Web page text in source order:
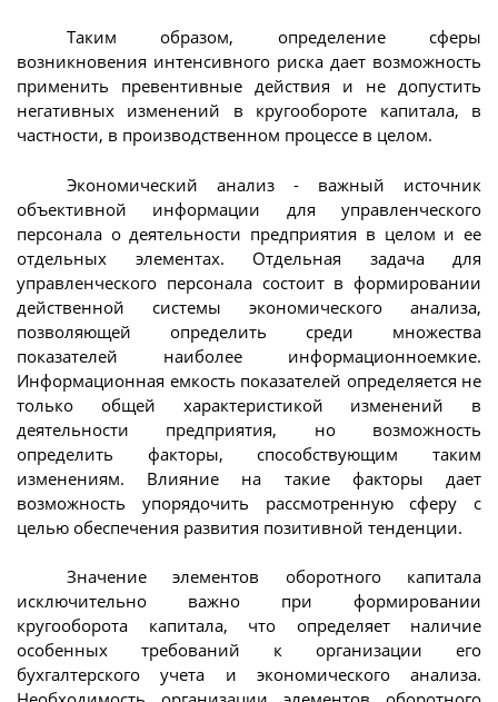
Таким образом, определение сферы
возникновения интенсивного риска дает возможность
применить превентивные действия и не допустить
негативных изменений в кругообороте капитала, в
частности, в производственном процессе в целом.
Экономический анализ - важный источник
объективной информации для управленческого
персонала о деятельности предприятия в целом и ее
отдельных элементах. Отдельная задача для
управленческого персонала состоит в формировании
действенной системы экономического анализа,
позволяющей определить среди множества
показателей наиболее информационноемкие.
Информационная емкость показателей определяется не
только общей характеристикой изменений в
деятельности предприятия, но возможность
определить факторы, способствующим таким
изменениям. Влияние на такие факторы дает
возможность упорядочить рассмотренную сферу с
целью обеспечения развития позитивной тенденции.
Значение элементов оборотного капитала
исключительно важно при формировании
кругооборота капитала, что определяет наличие
особенных требований к организации его
бухгалтерского учета и экономического анализа.